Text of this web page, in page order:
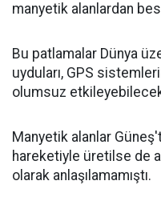
manyetik alanlardan
Bu patlamalar Dünya
uyduları, GPS
olumsuz
Manyetik alanlar
hareketiyle üretilse de
olarak anlaşılamamıştı.